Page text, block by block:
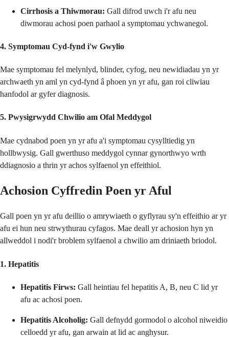
Cirrhosis a Thiwmorau: Gall difrod uwch i'r afu neu
diwmorau achosi poen parhaol a symptomau ychwanegol.
4. Symptomau Cyd-fynd i'w Gwylio
Mae symptomau fel melynlyd, blinder, cyfog, neu newidiadau yn yr
archwaeth yn aml yn cyd-fynd â phoen yn yr afu, gan roi cliwiau
hanfodol ar gyfer diagnosis.
5. Pwysigrwydd Chwilio am Ofal Meddygol
Mae cydnabod poen yn yr afu a'i symptomau cysylltiedig yn
hollbwysig. Gall gwerthuso meddygol cynnar gynorthwyo wrth
ddiagnosio a thrin yr achos sylfaenol yn effeithiol.
Achosion Cyffredin Poen yr Aful
Gall poen yn yr afu deillio o amrywiaeth o gyflyrau sy'n effeithio ar yr
afu ei hun neu strwythurau cyfagos. Mae deall yr achosion hyn yn
allweddol i nodi'r broblem sylfaenol a chwilio am driniaeth briodol.
1. Hepatitis
Hepatitis Firws: Gall heintiau fel hepatitis A, B, neu C lid yr
afu ac achosi poen.
Hepatitis Alcoholig: Gall defnydd gormodol o alcohol niweidio
celloedd yr afu, gan arwain at lid ac anghysur.